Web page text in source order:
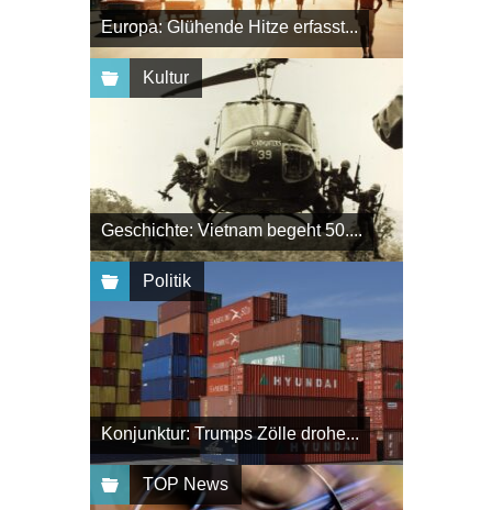
Europa: Glühende Hitze erfasst...
Kultur
Geschichte: Vietnam begeht 50....
Politik
Konjunktur: Trumps Zölle drohe...
TOP News